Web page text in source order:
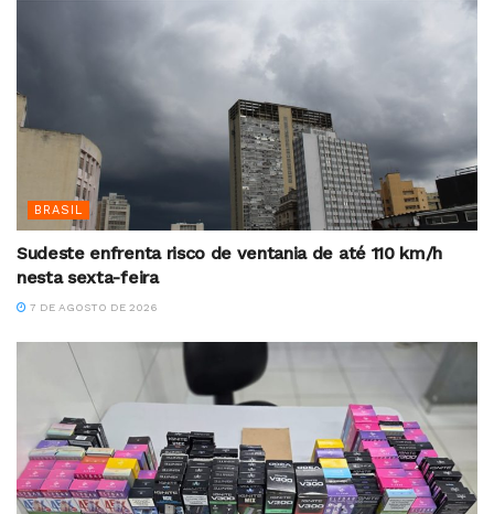
BRASIL
Sudeste enfrenta risco de ventania de até 110 km/h
nesta sexta-feira
7 DE AGOSTO DE 2026